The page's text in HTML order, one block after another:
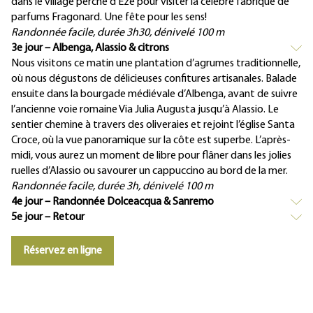
parfums Fragonard. Une fête pour les sens!
Randonnée facile, durée 3h30, dénivelé 100 m
3e jour – Albenga, Alassio & citrons
Nous visitons ce matin une plantation d’agrumes traditionnelle,
où nous dégustons de délicieuses confitures artisanales. Balade
ensuite dans la bourgade médiévale d’Albenga, avant de suivre
l’ancienne voie romaine Via Julia Augusta jusqu’à Alassio. Le
sentier chemine à travers des oliveraies et rejoint l’église Santa
Croce, où la vue panoramique sur la côte est superbe. L’après-
midi, vous aurez un moment de libre pour flâner dans les jolies
ruelles d’Alassio ou savourer un cappuccino au bord de la mer.
Randonnée facile, durée 3h, dénivelé 100 m
4e jour – Randonnée Dolceacqua & Sanremo
5e jour – Retour
Réservez en ligne